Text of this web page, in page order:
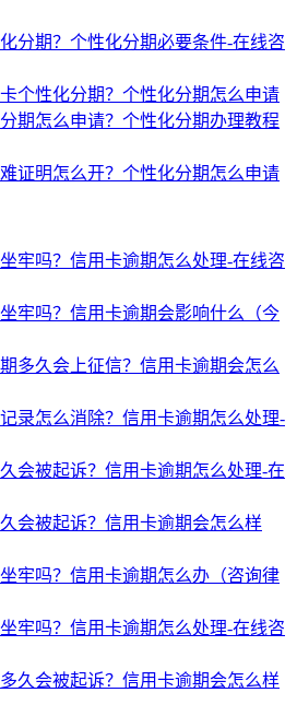
分期？个性化分期必要条件-在线咨
个性化分期？个性化分期怎么申请
期怎么申请？个性化分期办理教程
证明怎么开？个性化分期怎么申请
牢吗？信用卡逾期怎么处理-在线咨
牢吗？信用卡逾期会影响什么（今
多久会上征信？信用卡逾期会怎么
录怎么消除？信用卡逾期怎么处理-
会被起诉？信用卡逾期怎么处理-在
会被起诉？信用卡逾期会怎么样
牢吗？信用卡逾期怎么办（咨询律
牢吗？信用卡逾期怎么处理-在线咨
久会被起诉？信用卡逾期会怎么样